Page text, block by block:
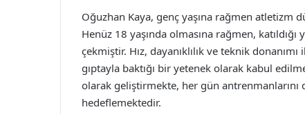
Oğuzhan Kaya, genç yaşına rağmen atletizm
Henüz 18 yaşında olmasına rağmen,
çekmiştir. Hız, dayanıklılık ve teknik
gıptayla baktığı bir yetenek olarak kabul
olarak geliştirmekte, her gün antrenmanlarını
hedeflemektedir.